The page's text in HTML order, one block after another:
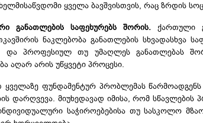
ყველა ბავშვისთვის, რაც ზრდის
განათლების საფეხურებს შორის. ქართული
ნაკლებობა განათლების სხვადასხვა
და პროფესიულ თუ უმაღლეს განათლებას
აღარ არის უწყვეტი პროცესი.
ფუნდამენტურ პრობლემას
დარღვევა. მიუხედავად იმისა, რომ
საჭიროებებისა თუ სასკოლო